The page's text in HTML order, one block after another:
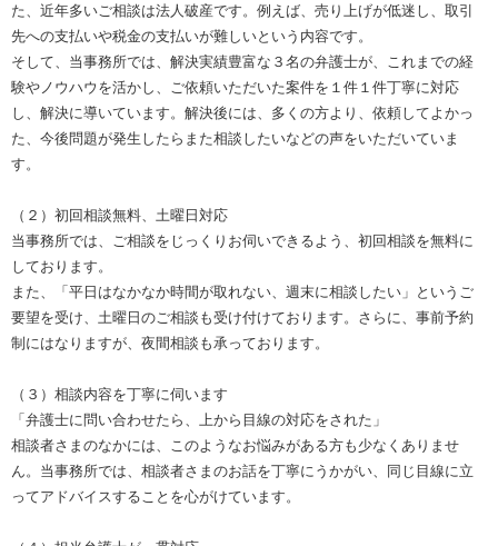
た、近年多いご相談は法人破産です。例えば、売り上げが低迷し、取引
先への支払いや税金の支払いが難しいという内容です。
そして、当事務所では、解決実績豊富な３名の弁護士が、これまでの経
験やノウハウを活かし、ご依頼いただいた案件を１件１件丁寧に対応
し、解決に導いています。解決後には、多くの方より、依頼してよかっ
た、今後問題が発生したらまた相談したいなどの声をいただいていま
す。
（２）初回相談無料、土曜日対応
当事務所では、ご相談をじっくりお伺いできるよう、初回相談を無料に
しております。
また、「平日はなかなか時間が取れない、週末に相談したい」というご
要望を受け、土曜日のご相談も受け付けております。さらに、事前予約
制にはなりますが、夜間相談も承っております。
（３）相談内容を丁寧に伺います
「弁護士に問い合わせたら、上から目線の対応をされた」
相談者さまのなかには、このようなお悩みがある方も少なくありませ
ん。当事務所では、相談者さまのお話を丁寧にうかがい、同じ目線に立
ってアドバイスすることを心がけています。